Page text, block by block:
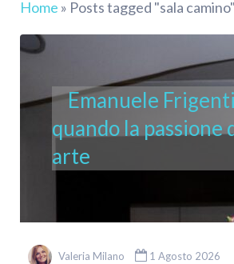
Home » Posts tagged "sala camino"
Emanuele
quando la passione
arte
Valeria Milano 1 Agosto 2026